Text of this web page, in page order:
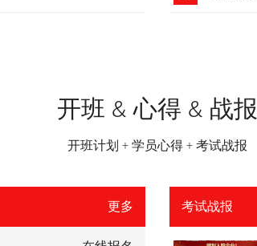
开班 & 心得 & 战报
开班计划 + 学员心得 + 考试战报
更多 考试战报